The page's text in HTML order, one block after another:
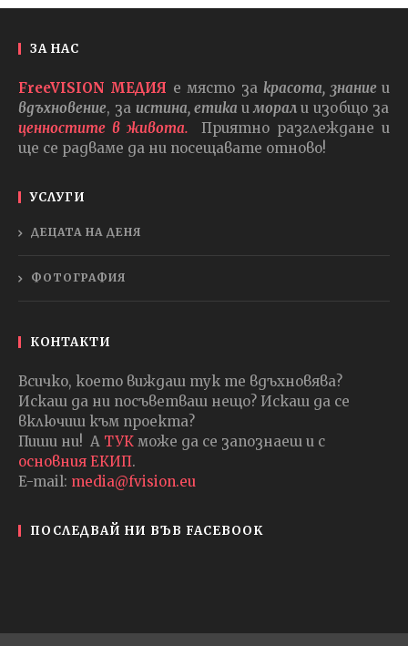
ЗА НАС
FreeVISION МЕДИЯ е място закрасота, знаниеи
вдъхновение, за истина, етика и морали изобщо за
ценностите в живота.
Приятно разглеждане и
ще се радваме да ни посещавате отново!
УСЛУГИ
ДЕЦАТА НА ДЕНЯ
ФОТОГРАФИЯ
КОНТАКТИ
Всичко, което виждаш тук те вдъхновява?
Искаш да ни посъветваш нещо? Искаш да се
включиш към проекта?
Пиши ни! А ТУК може да се запознаеш и с
основния ЕКИП.
E-mail: media@fvision.eu
ПОСЛЕДВАЙ НИ ВЪВ FACEBOOK